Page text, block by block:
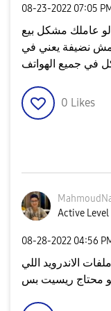
‎08-23-2022 07:05
عاملك مشكل بيع
مش نضيفة يعني في
في جميع الهواتف
0 Likes
Active Level
‎08-28-2022 04:56
الاندرويد اللي
محتاج ريسيت بس